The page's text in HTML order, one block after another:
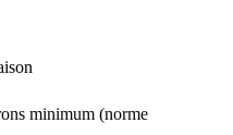
minimum (norme